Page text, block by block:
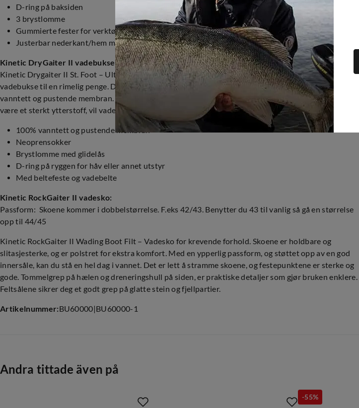
D-ring på baksiden
3 brystlomme
Gummierte fester for verktøy
Justerbar nederkant/hem med strammesnor
Kinetic DryGaiter II vadebukse:
Kinetic Drygaiter II St. Foot – Ultralette og komfortable vadere fra Kinetic. Her får du en stabil og lett
vadebukse til en rimelig penge. Disse vanntette vaderne kombinerer en lett overdel med en 100%
vanntett og pustende membran. Denne holder deg tørr og slipper ut fukt, over og under vann. Takket
være et sterkt ytterstoff, vil vaderne bli fleksible og holde i flere sesonger. Gode grusbeskyttere.
100% vanntett og pustende membran
Neoprensokker
Brystlomme med glidelås
D-ring på ryggen for håv eller annet utstyr
Med beltefeste og vadebelte
Kinetic RockGaiter II vadesko:
Passform: Skoene kommer i dobbelstørrelse. F.eks 42/43. Benytter du 43 til vanlig så gå en størrelse
opp til 44/45
Kinetic RockGaiter II Wading Boot Filt – Vadesko for krevende forhold. Skoene er holdbare og
slitasjesterke, og er polstret for ekstra komfort. Med en ypperlig passform, og støttet opp av en god
innersåle, kan du stå en hel dag i vannet. Det er lett å stramme skoene, og festepunktene er sterke og
gode. Tommelgrep på hælen og dreneringshull på siden, er praktiske detaljer som gjør bruken enklere.
Feltsålene sikrer deg et godt grep på glatte stein og fjellpartier.
Artikelnummer:BU60000|BU60000-1
Andra tittade även på
-55%